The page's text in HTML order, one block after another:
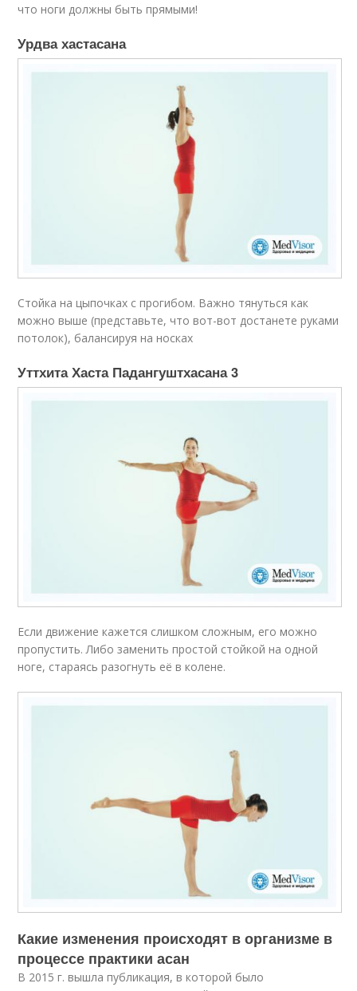
что ноги должны быть прямыми!
Урдва хастасана
Стойка на цыпочках с прогибом. Важно тянуться как
можно выше (представьте, что вот-вот достанете руками
потолок), балансируя на носках
Уттхита Хаста Падангуштхасана 3
Если движение кажется слишком сложным, его можно
пропустить. Либо заменить простой стойкой на одной
ноге, стараясь разогнуть её в колене.
Какие изменения происходят в организме в
процессе практики асан
В 2015 г. вышла публикация, в которой было